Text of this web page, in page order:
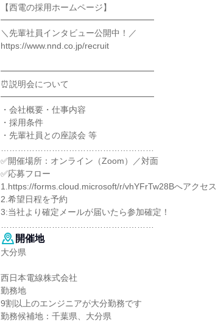
【西電の採用ホームページ】
━━━━━━━━━━━━━━━━━━
＼先輩社員インタビュー公開中！／
https://www.nnd.co.jp/recruit
━━━━━━━━━━━━━━━━━━
⏰説明会について
━━━━━━━━━━━━━━━━━━
・会社概要・仕事内容
・採用条件
・先輩社員との座談会 等
✅開催場所：オンライン（Zoom）／対面
✅応募フロー
1.https://forms.cloud.microsoft/r/vhYFrTw28Bへアクセス
2.希望日程を予約
3:当社より確定メールが届いたら参加確定！
開催地
大分県
西日本電線株式会社
勤務地
9割以上のエンジニアが大分勤務です
勤務候補地：千葉県、大分県